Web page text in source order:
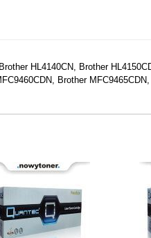
HL4140CN, Brother
Brother